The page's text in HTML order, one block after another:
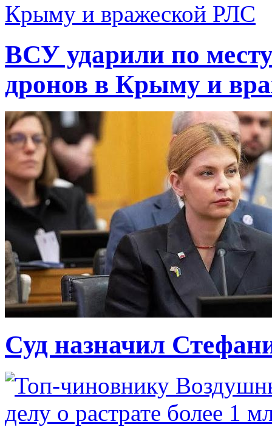
ВСУ ударили по
дронов в Крыму и
Суд назначил